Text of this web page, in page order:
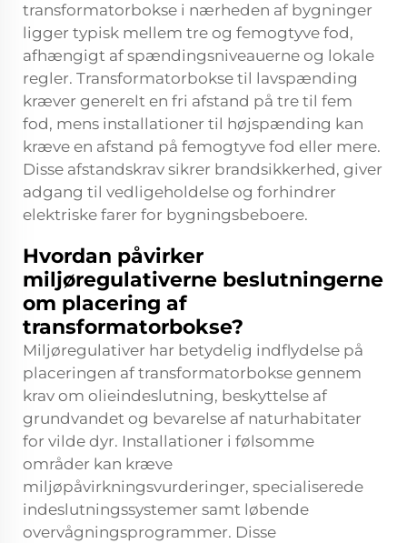
transformatorbokse i nærheden af bygninger
ligger typisk mellem tre og femogtyve fod,
afhængigt af spændingsniveauerne og lokale
regler. Transformatorbokse til lavspænding
kræver generelt en fri afstand på tre til fem
fod, mens installationer til højspænding kan
kræve en afstand på femogtyve fod eller mere.
Disse afstandskrav sikrer brandsikkerhed, giver
adgang til vedligeholdelse og forhindrer
elektriske farer for bygningsbeboere.
Hvordan påvirker
miljøregulativerne beslutningerne
om placering af
transformatorbokse?
Miljøregulativer har betydelig indflydelse på
placeringen af transformatorbokse gennem
krav om olieindeslutning, beskyttelse af
grundvandet og bevarelse af naturhabitater
for vilde dyr. Installationer i følsomme
områder kan kræve
miljøpåvirkningsvurderinger, specialiserede
indeslutningssystemer samt løbende
overvågningsprogrammer. Disse